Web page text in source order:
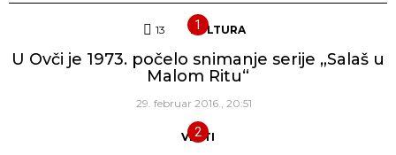
13 Komentara
KULTURA
U Ovči je 1973. počelo snimanje serije „Salaš u
Malom Ritu“
29. februar 2016., 20:51
VESTI